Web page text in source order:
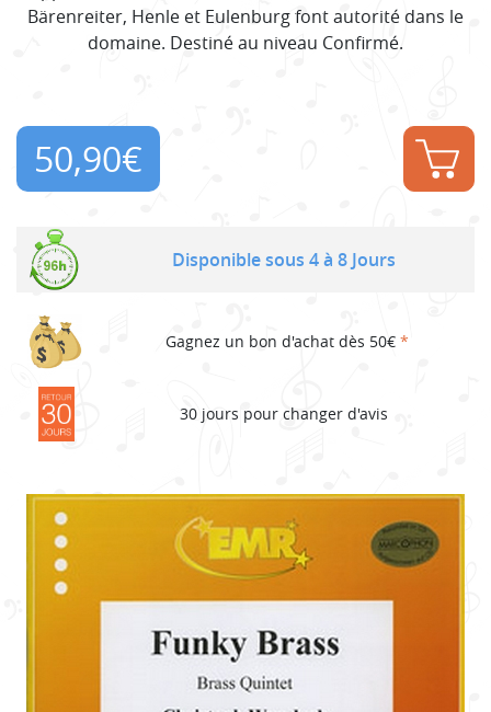
Bärenreiter, Henle et Eulenburg font autorité dans le
domaine. Destiné au niveau Confirmé.
50,90€
Disponible sous 4 à 8 Jours
Gagnez un bon d'achat dès 50€ *
30 jours pour changer d'avis